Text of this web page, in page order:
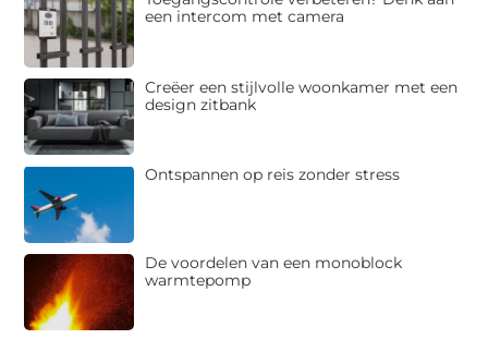
een intercom met camera
Creëer een stijlvolle woonkamer met een
design zitbank
Ontspannen op reis zonder stress
De voordelen van een monoblock
warmtepomp